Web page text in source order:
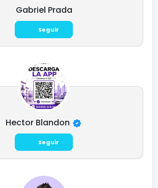
Gabriel Prada
Seguir
Hector Blandon
Seguir